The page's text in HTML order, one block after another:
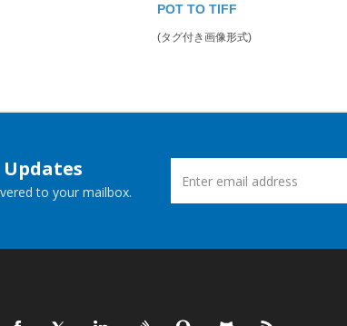
POT TO TIFF
(タグ付き画像形式)
to your mailbox.